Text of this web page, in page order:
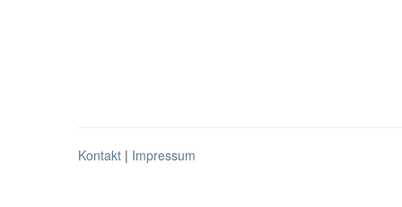
Kontakt | Impressum